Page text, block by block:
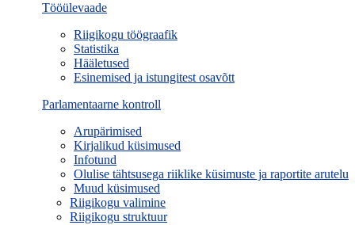
Tööülevaade
Riigikogu töögraafik
Statistika
Hääletused
Esinemised ja istungitest osavõtt
Parlamentaarne kontroll
Arupärimised
Kirjalikud küsimused
Infotund
Olulise tähtsusega riiklike küsimuste ja raportite arutelu
Muud küsimused
Riigikogu valimine
Riigikogu struktuur